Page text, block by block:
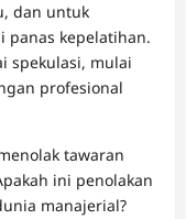
dan untuk
panas kepelatihan.
spekulasi, mulai
profesional
tawaran
ini penolakan
manajerial?